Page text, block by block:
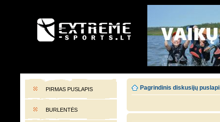
EXTREME-SPORTS.LT
PIRMAS PUSLAPIS
BURLENTĖS
Pagrindinis diskusijų